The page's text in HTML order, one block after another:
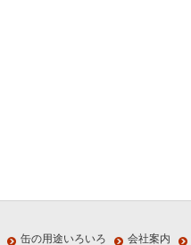
缶の用途いろいろ 会社案内